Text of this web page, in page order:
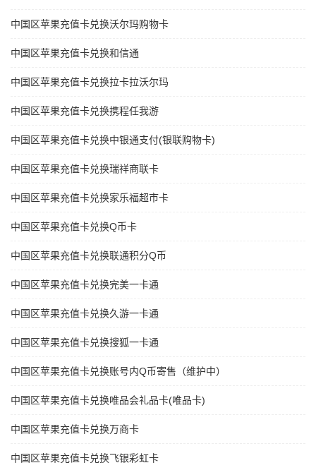
中国区苹果充值卡兑换沃尔玛购物卡
中国区苹果充值卡兑换和信通
中国区苹果充值卡兑换拉卡拉沃尔玛
中国区苹果充值卡兑换携程任我游
中国区苹果充值卡兑换中银通支付(银联购物卡)
中国区苹果充值卡兑换瑞祥商联卡
中国区苹果充值卡兑换家乐福超市卡
中国区苹果充值卡兑换Q币卡
中国区苹果充值卡兑换联通积分Q币
中国区苹果充值卡兑换完美一卡通
中国区苹果充值卡兑换久游一卡通
中国区苹果充值卡兑换搜狐一卡通
中国区苹果充值卡兑换账号内Q币寄售（维护中）
中国区苹果充值卡兑换唯品会礼品卡(唯品卡)
中国区苹果充值卡兑换万商卡
中国区苹果充值卡兑换飞银彩虹卡